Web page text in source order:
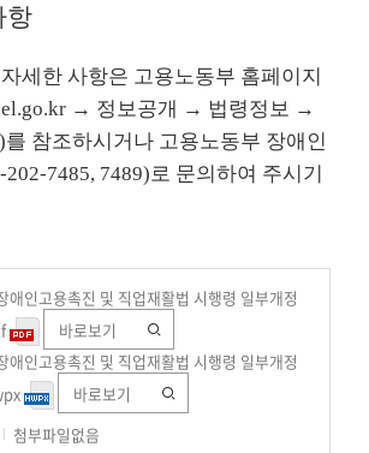
항
세한 사항은 고용노동부 홈페이지
→ 정보공개 → 법령정보 →
를 참조하시거나 고용노동부 장애인
7485, 7489)로 문의하여 주시기
애인고용촉진 및 직업재활법 시행령 일부개정
바로보기
애인고용촉진 및 직업재활법 시행령 일부개정
바로보기
첨부파일없음